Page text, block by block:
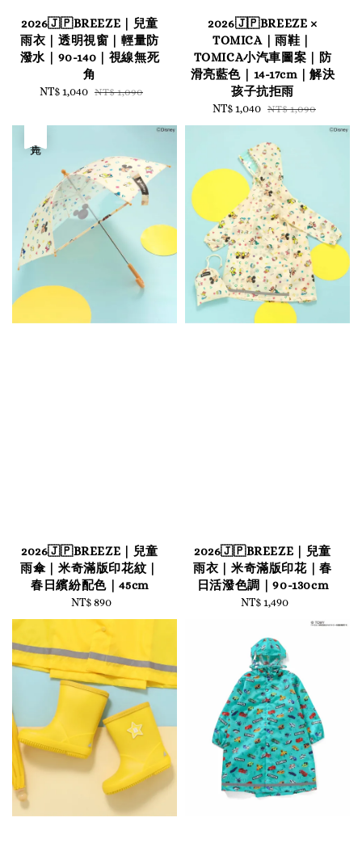
2026🇯🇵BREEZE｜兒童
雨衣｜透明視窗｜輕量防
潑水｜90-140｜視線無死
角
Sale
NT$ 1,040 Regular
NT$ 1,090
2026🇯🇵BREEZE ×
TOMICA｜雨鞋｜
TOMICA小汽車圖案｜防
滑亮藍色｜14-17cm｜解決
孩子抗拒雨
Sale
price
NT$ 1,040 Regular
price
NT$ 1,090
2026🇯🇵BREEZE｜兒童
雨傘｜米奇滿版印花紋｜
春日繽紛配色｜45cm
Regular
price
NT$ 890
2026🇯🇵BREEZE｜兒童
雨衣｜米奇滿版印花｜春
日活潑色調｜90-130cm
Regular
NT$ 1,490